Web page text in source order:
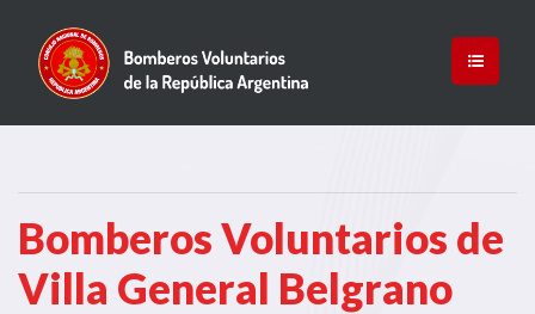
Bomberos Voluntarios de
Villa General Belgrano